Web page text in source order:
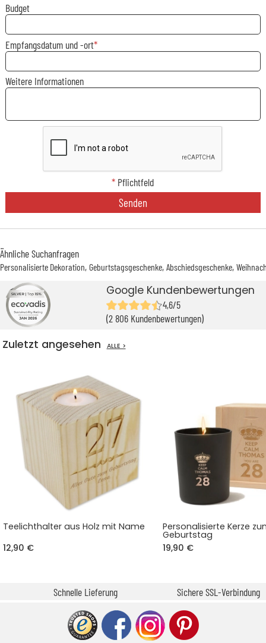
Budget
Empfangsdatum und -ort
Weitere Informationen
* Pflichtfeld
Senden
Ähnliche Suchanfragen
Personalisierte Dekoration Geburtstagsgeschenke Abschiedsgeschenke
Google Kundenbewertungen
4,6/5
(2 806 Kundenbewertungen)
Zuletzt angesehen ALLE >
Teelichthalter aus Holz mit Name
12,90 €
Personalisierte Kerze
Geburtstag
19,90 €
Schnelle Lieferung Sichere SSL-Verbindung